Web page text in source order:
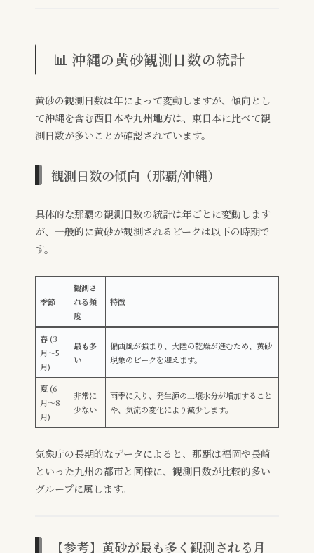
📊 沖縄の黄砂観測日数の統計
黄砂の観測日数は年によって変動しますが、傾向とし
て沖縄を含む西日本や九州地方は、東日本に比べて観
測日数が多いことが確認されています。
観測日数の傾向（那覇/沖縄）
具体的な那覇の観測日数の統計は年ごとに変動します
が、一般的に黄砂が観測されるピークは以下の時期で
す。
季節
観測さ
れる頻
度
特徴
春(3
月〜5
月)
最も多
い
偏西風が強まり、大陸の乾燥が進むため、黄砂
現象のピークを迎えます。
夏(6
月〜8
月)
非常に
少ない
雨季に入り、発生源の土壌水分が増加すること
や、気流の変化により減少します。
気象庁の長期的なデータによると、那覇は福岡や長崎
といった九州の都市と同様に、観測日数が比較的多い
グループに属します。
【参考】黄砂が最も多く観測される月